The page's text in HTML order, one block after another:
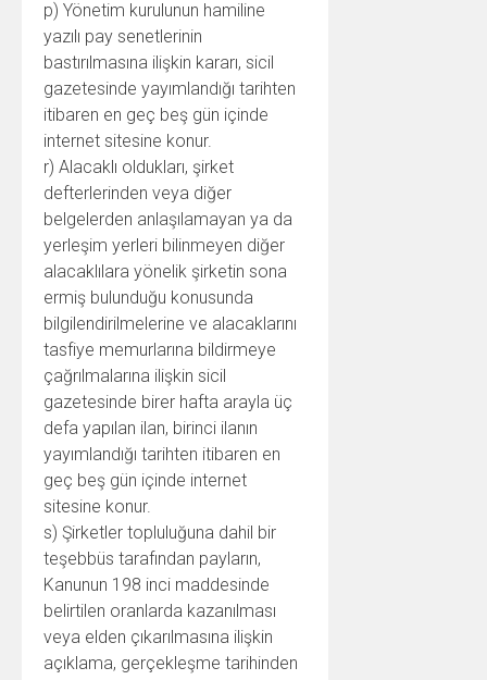
p) Yönetim kurulunun hamiline
yazılı pay senetlerinin
bastırılmasına ilişkin kararı, sicil
gazetesinde yayımlandığı tarihten
itibaren en geç beş gün içinde
internet sitesine konur.
r) Alacaklı oldukları, şirket
defterlerinden veya diğer
belgelerden anlaşılamayan ya da
yerleşim yerleri bilinmeyen diğer
alacaklılara yönelik şirketin sona
ermiş bulunduğu konusunda
bilgilendirilmelerine ve alacaklarını
tasfiye memurlarına bildirmeye
çağrılmalarına ilişkin sicil
gazetesinde birer hafta arayla üç
defa yapılan ilan, birinci ilanın
yayımlandığı tarihten itibaren en
geç beş gün içinde internet
sitesine konur.
s) Şirketler topluluğuna dahil bir
teşebbüs tarafından payların,
Kanunun 198 inci maddesinde
belirtilen oranlarda kazanılması
veya elden çıkarılmasına ilişkin
açıklama, gerçekleşme tarihinden